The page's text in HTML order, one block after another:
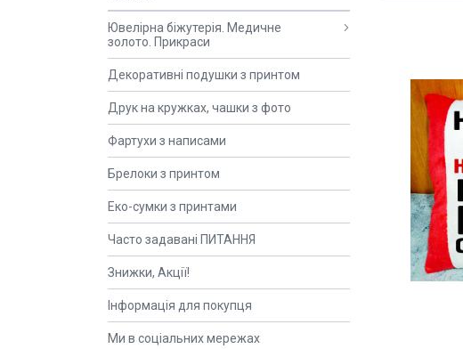
Ювелірна біжутерія. Медичне
золото. Прикраси
Декоративні подушки з принтом
Друк на кружках, чашки з фото
Фартухи з написами
Брелоки з принтом
Еко-сумки з принтами
Часто задавані ПИТАННЯ
Знижки, Акції!
Інформація для покупця
Ми в соціальних мережах